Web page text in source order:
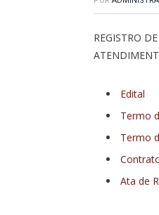
REGISTRO
Edital
Termo
Termo
Ata de